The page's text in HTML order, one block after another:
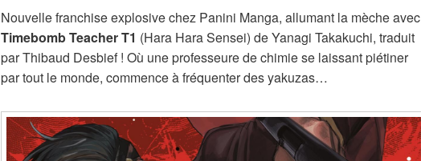
Nouvelle franchise explosive chez Panini Manga, allumant la mèche avec
Timebomb Teacher T1 (Hara Hara Sensei) de Yanagi Takakuchi, traduit
par Thibaud Desbief ! Où une professeure de chimie se laissant piétiner
par tout le monde, commence à fréquenter des yakuzas…